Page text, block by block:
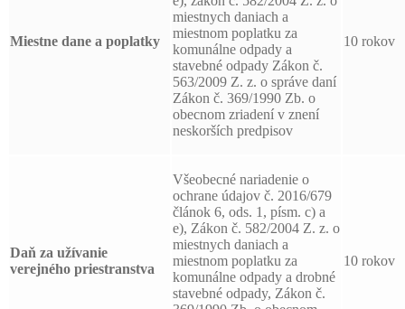
Miestne dane a poplatky
miestnych daniach a
miestnom poplatku za
komunálne odpady a
stavebné odpady Zákon č.
563/2009 Z. z. o správe daní
Zákon č. 369/1990 Zb. o
obecnom zriadení v znení
neskorších predpisov
10 rokov
Daň za užívanie
verejného priestranstva
Všeobecné nariadenie o
ochrane údajov č. 2016/679
článok 6, ods. 1, písm. c) a
e), Zákon č. 582/2004 Z. z. o
miestnych daniach a
miestnom poplatku za
komunálne odpady a drobné
stavebné odpady, Zákon č.
10 rokov